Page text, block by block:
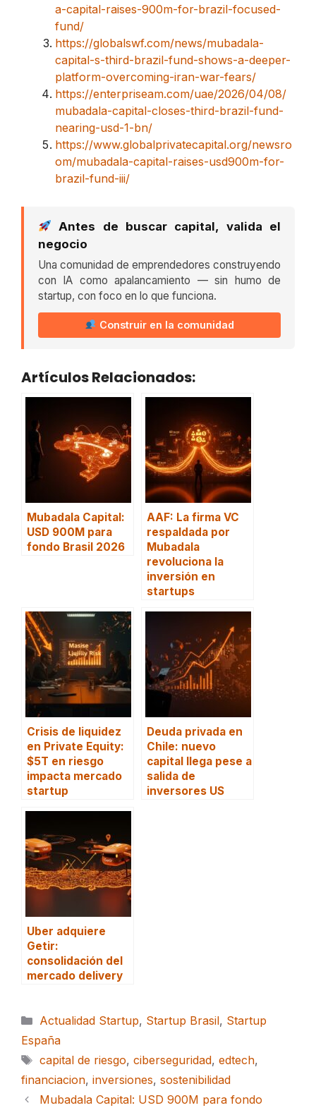
a-capital-raises-900m-for-brazil-focused-
fund/
https://globalswf.com/news/mubadala-
capital-s-third-brazil-fund-shows-a-deeper-
platform-overcoming-iran-war-fears/
https://enterpriseam.com/uae/2026/04/08/
mubadala-capital-closes-third-brazil-fund-
nearing-usd-1-bn/
https://www.globalprivatecapital.org/newsro
om/mubadala-capital-raises-usd900m-for-
brazil-fund-iii/
Antes de buscar capital, valida el
negocio
Una comunidad de emprendedores construyendo
con IA como apalancamiento — sin humo de
startup, con foco en lo que funciona.
Construir en la comunidad
Artículos Relacionados:
Mubadala Capital:
USD 900M para
fondo Brasil 2026
AAF: La firma VC
respaldada por
Mubadala
revoluciona la
inversión en
startups
Crisis de liquidez
en Private Equity:
$5T en riesgo
impacta mercado
startup
Deuda privada en
Chile: nuevo
capital llega pese a
salida de
inversores US
Uber adquiere
Getir:
consolidación del
mercado delivery
Categorías
Actualidad Startup, Startup Brasil, Startup
España
Etiquetas
capital de riesgo, ciberseguridad, edtech,
financiacion, inversiones, sostenibilidad
Mubadala Capital: USD 900M para fondo